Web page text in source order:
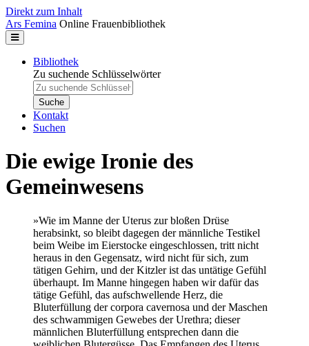
Direkt zum Inhalt
Ars Femina Online Frauenbibliothek
Bibliothek
Zu suchende Schlüsselwörter
Kontakt
Suchen
Die ewige Ironie des
Gemeinwesens
»Wie im Manne der Uterus zur bloßen Drüse
herabsinkt, so bleibt dagegen der männliche Testikel
beim Weibe im Eierstocke eingeschlossen, tritt nicht
heraus in den Gegensatz, wird nicht für sich, zum
tätigen Gehirn, und der Kitzler ist das untätige Gefühl
überhaupt. Im Manne hingegen haben wir dafür das
tätige Gefühl, das aufschwellende Herz, die
Bluterfüllung der corpora cavernosa und der Maschen
des schwammigen Gewebes der Urethra; dieser
männlichen Bluterfüllung entsprechen dann die